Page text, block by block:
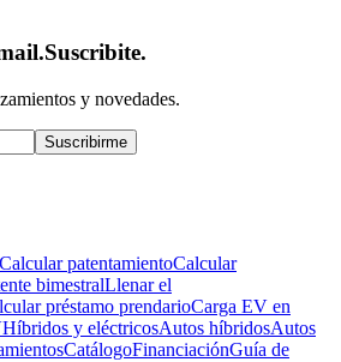
Suscribite.
y novedades.
Suscribirme
Calcular patentamientoCalcular
bimestralLlenar el
préstamo prendarioCarga EV en
Híbridos y eléctricosAutos híbridosAutos
CatálogoFinanciaciónGuía de